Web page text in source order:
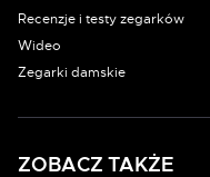
Recenzje i testy zegarków
Wideo
Zegarki damskie
ZOBACZ TAKŻE